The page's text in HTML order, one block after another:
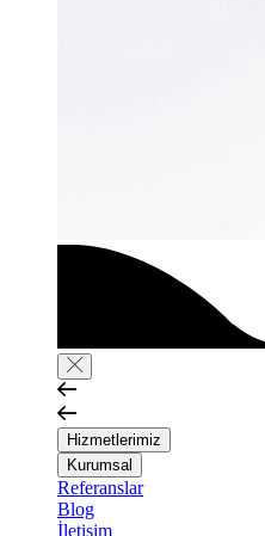
Hizmetlerimiz
Kurumsal
Referanslar
Blog
İletişim